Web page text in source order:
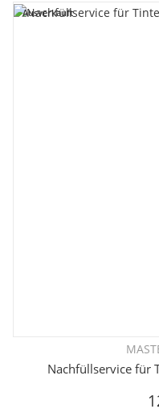
Ausverkauft
Nachfüllservice für